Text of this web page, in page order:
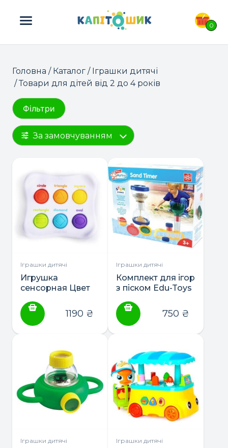
0
ПОШУК ТОВАРІВ:
Головна / Каталог / Іграшки дитячі
/ Товари для дітей від 2 до 4 років
Фільтри
За замовчуванням
Іграшки дитячі
Игрушка
сенсорная Цвет
Fat Brain Toys
Dimpl Duo Брайль
(F208EN)
1190 ₴
Іграшки дитячі
Комплект для ігор
з піском Edu-Toys
годинник (JS007)
750 ₴
Іграшки дитячі Іграшки дитячі